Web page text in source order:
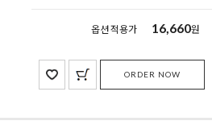
옵션 적용가 16,660원
ORDER NOW